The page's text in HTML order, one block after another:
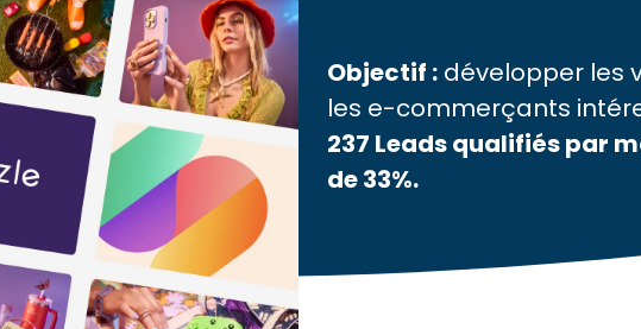
Objectif : développer les
les e-commerçants
237 Leads qualifiés par
de 33%.